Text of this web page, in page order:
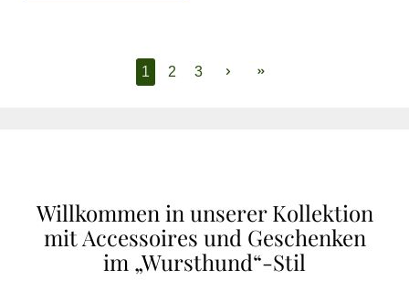
1 2 3
Willkommen in unserer Kollektion
mit Accessoires und Geschenken
im „Wursthund“-Stil